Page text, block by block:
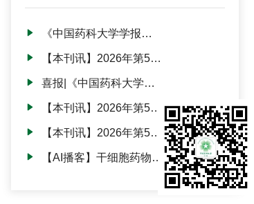
《中国药科大学学报》
对钓鱼邮件的严正声
明！
【本刊讯】2026年第57
卷第3期正式出版发行
喜报|《中国药科大学学
报》入选华东地区高校
科技期刊建设示范案例
库·百佳科技期刊！
【本刊讯】2026年第57
卷第2期出版发行
【本刊讯】2026年第57
卷第1期正式出版发行
【AI播客】干细胞药物产